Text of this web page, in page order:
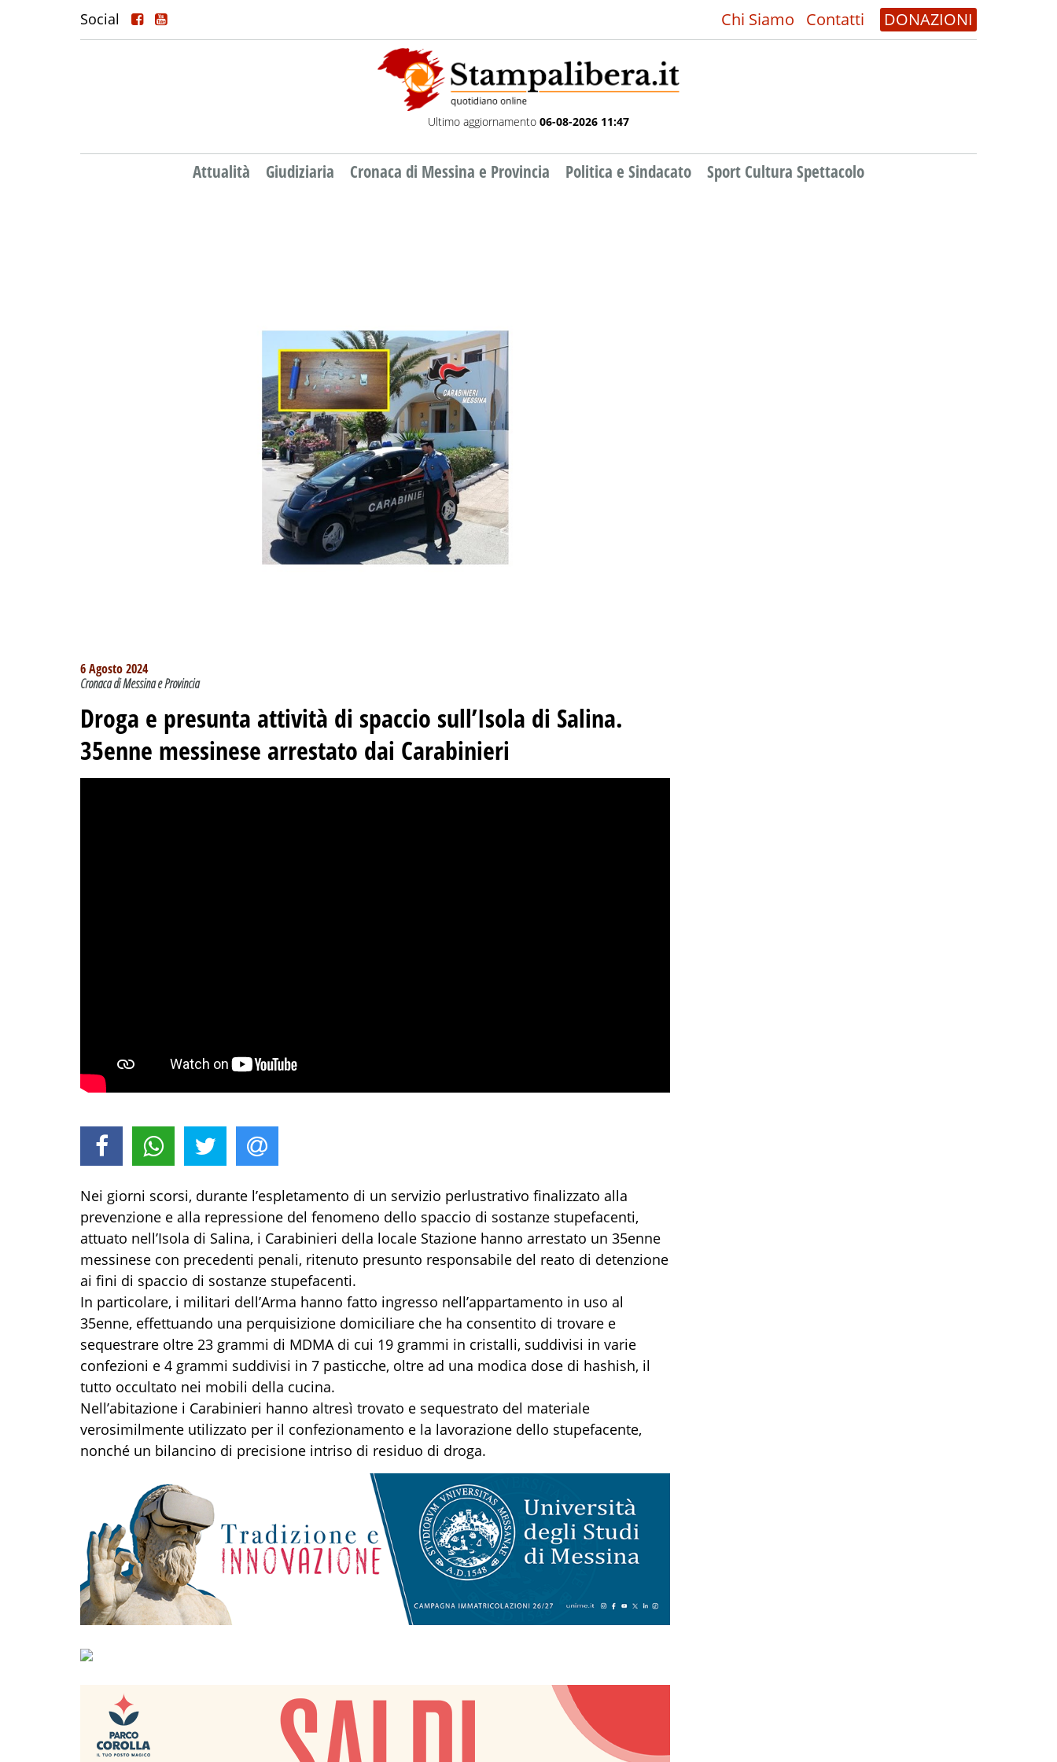
Social Chi Siamo Contatti DONAZIONI
Ultimo aggiornamento 06-08-2026 11:47
Attualità Giudiziaria Cronaca di Messina e Provincia Politica e Sindacato Sport Cultura Spettacolo
6 Agosto 2024
Cronaca di Messina e Provincia
Droga e presunta attività di spaccio sull’Isola di Salina.
35enne messinese arrestato dai Carabinieri
Nei giorni scorsi, durante l’espletamento di un servizio perlustrativo finalizzato alla
prevenzione e alla repressione del fenomeno dello spaccio di sostanze stupefacenti,
attuato nell’Isola di Salina, i Carabinieri della locale Stazione hanno arrestato un 35enne
messinese con precedenti penali, ritenuto presunto responsabile del reato di detenzione
ai fini di spaccio di sostanze stupefacenti.
In particolare, i militari dell’Arma hanno fatto ingresso nell’appartamento in uso al
35enne, effettuando una perquisizione domiciliare che ha consentito di trovare e
sequestrare oltre 23 grammi di MDMA di cui 19 grammi in cristalli, suddivisi in varie
confezioni e 4 grammi suddivisi in 7 pasticche, oltre ad una modica dose di hashish, il
tutto occultato nei mobili della cucina.
Nell’abitazione i Carabinieri hanno altresì trovato e sequestrato del materiale
verosimilmente utilizzato per il confezionamento e la lavorazione dello stupefacente,
nonché un bilancino di precisione intriso di residuo di droga.